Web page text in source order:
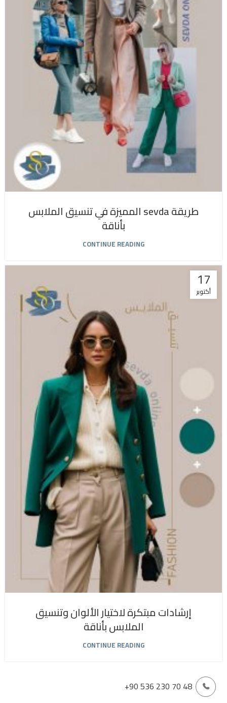
طريقة sevda المميزة في تنسيق الملابس
بأناقة
CONTINUE READING
17
أكتوبر
إرشادات مبتكرة لاختيار الألوان وتنسيق
الملابس بأناقة
CONTINUE READING
+90 536 230 70 48